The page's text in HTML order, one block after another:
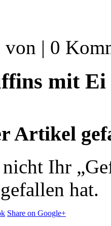
von | 0
mit
Artikel
nicht Ihr
hat.
Share on Google+